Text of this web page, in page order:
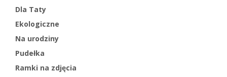
Dla Taty
Ekologiczne
Na urodziny
Pudełka
Ramki na zdjęcia